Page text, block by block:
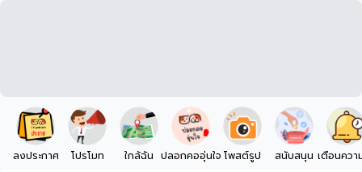
ลงประกาศ โปรโมท ใกล้ฉัน ปลอกคออุ่นใจ โพสต์รูป สนับสนุน เตือนควา